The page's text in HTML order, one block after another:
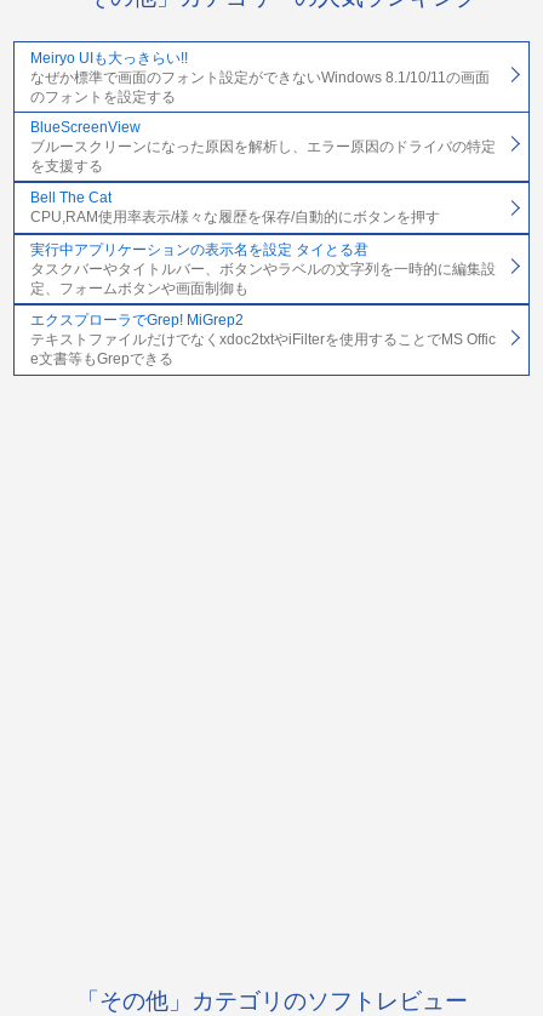
Meiryo UIも大っきらい!!
なぜか標準で画面のフォント設定ができないWindows 8.1/10/11の画面
のフォントを設定する
BlueScreenView
ブルースクリーンになった原因を解析し、エラー原因のドライバの特定
を支援する
Bell The Cat
CPU,RAM使用率表示/様々な履歴を保存/自動的にボタンを押す
実行中アプリケーションの表示名を設定 タイとる君
タスクバーやタイトルバー、ボタンやラベルの文字列を一時的に編集設
定、フォームボタンや画面制御も
エクスプローラでGrep! MiGrep2
テキストファイルだけでなくxdoc2txtやiFilterを使用することでMS Offic
e文書等もGrepできる
「その他」カテゴリのソフトレビュー